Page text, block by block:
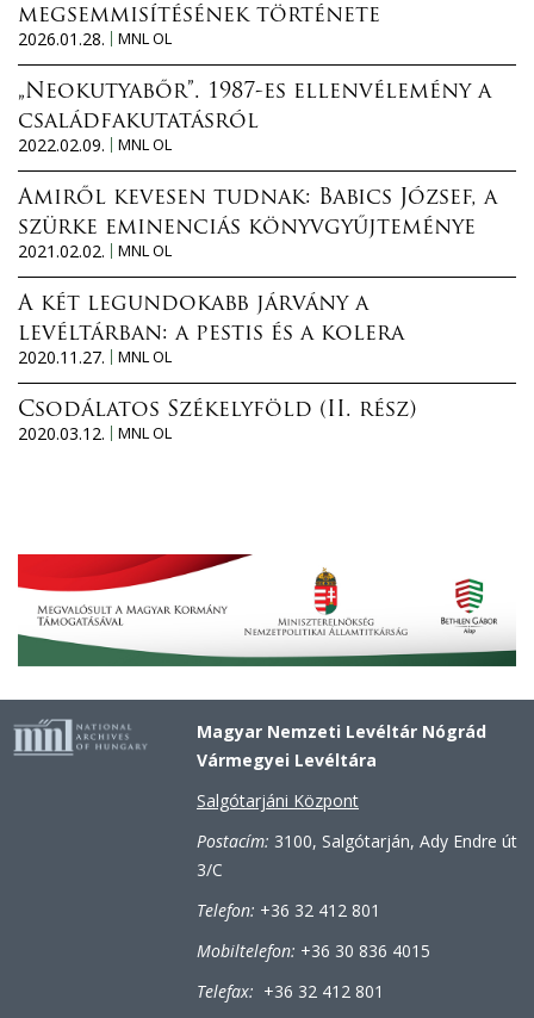
megsemmisítésének története
2026.01.28.
MNL OL
„Neokutyabőr”. 1987-es ellenvélemény a
családfakutatásról
2022.02.09.
MNL OL
Amiről kevesen tudnak: Babics József, a
szürke eminenciás könyvgyűjteménye
2021.02.02.
MNL OL
A két legundokabb járvány a
levéltárban: a pestis és a kolera
2020.11.27.
MNL OL
Csodálatos Székelyföld (II. rész)
2020.03.12.
MNL OL
Magyar Nemzeti Levéltár Nógrád
Vármegyei Levéltára
Salgótarjáni Központ
Postacím: 3100, Salgótarján, Ady Endre út
3/C
Telefon: +36 32 412 801
Mobiltelefon: +36 30 836 4015
Telefax: +36 32 412 801